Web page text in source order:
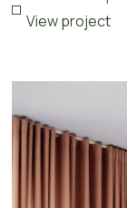
View project